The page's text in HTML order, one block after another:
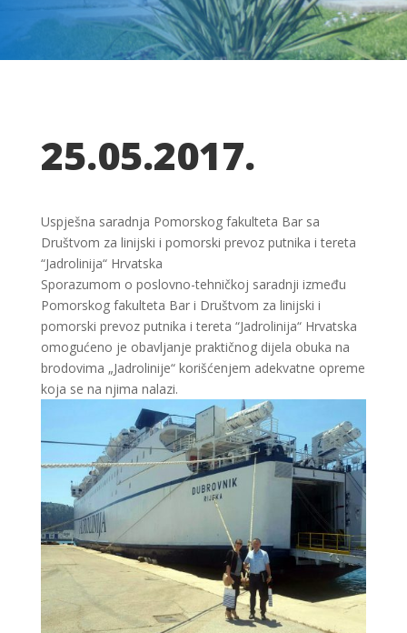
25.05.2017.
Uspješna saradnja Pomorskog fakulteta Bar sa
Društvom za linijski i pomorski prevoz putnika i tereta
“Jadrolinija“ Hrvatska
Sporazumom o poslovno-tehničkoj saradnji između
Pomorskog fakulteta Bar i Društvom za linijski i
pomorski prevoz putnika i tereta “Jadrolinija“ Hrvatska
omogućeno je obavljanje praktičnog dijela obuka na
brodovima „Jadrolinije“ korišćenjem adekvatne opreme
koja se na njima nalazi.